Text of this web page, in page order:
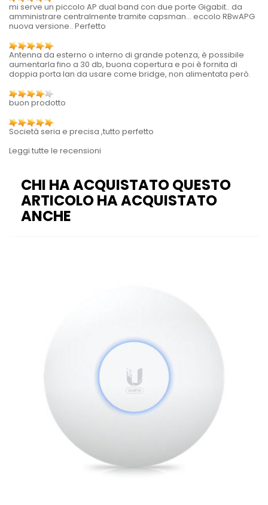
mi serve un piccolo AP dual band con due porte Gigabit.. da
amministrare centralmente tramite capsman... eccolo RBwAPG
nuova versione.. Perfetto
Antenna da esterno o interno di grande potenza, è possibile
aumentarla fino a 30 db, buona copertura e poi è fornita di
doppia porta lan da usare come bridge, non alimentata però.
buon prodotto
Società seria e precisa ,tutto perfetto
Leggi tutte le recensioni
CHI HA ACQUISTATO QUESTO
ARTICOLO HA ACQUISTATO
ANCHE